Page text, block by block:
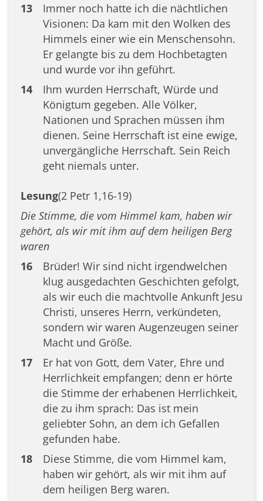
13
Immer noch hatte ich die nächtlichen
Visionen: Da kam mit den Wolken des
Himmels einer wie ein Menschensohn.
Er gelangte bis zu dem Hochbetagten
und wurde vor ihn geführt.
14
Ihm wurden Herrschaft, Würde und
Königtum gegeben. Alle Völker,
Nationen und Sprachen müssen ihm
dienen. Seine Herrschaft ist eine ewige,
unvergängliche Herrschaft. Sein Reich
geht niemals unter.
Lesung(2 Petr 1,16-19)
Die Stimme, die vom Himmel kam, haben wir
gehört, als wir mit ihm auf dem heiligen Berg
waren
16
Brüder! Wir sind nicht irgendwelchen
klug ausgedachten Geschichten gefolgt,
als wir euch die machtvolle Ankunft Jesu
Christi, unseres Herrn, verkündeten,
sondern wir waren Augenzeugen seiner
Macht und Größe.
17
Er hat von Gott, dem Vater, Ehre und
Herrlichkeit empfangen; denn er hörte
die Stimme der erhabenen Herrlichkeit,
die zu ihm sprach: Das ist mein
geliebter Sohn, an dem ich Gefallen
gefunden habe.
18
Diese Stimme, die vom Himmel kam,
haben wir gehört, als wir mit ihm auf
dem heiligen Berg waren.